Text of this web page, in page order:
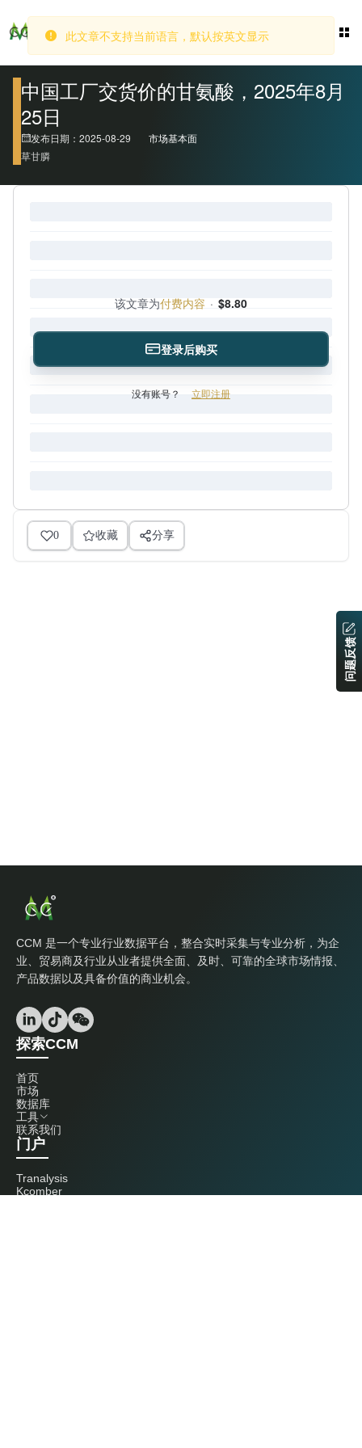
中国工厂交货价的甘氨酸，2025年8月
25日
发布日期：2025-08-29
市场基本面
草甘膦
该文章为付费内容 · $8.80
登录后购买
没有账号？ 立即注册
0 收藏 分享
CCM 是一个专业行业数据平台，整合实时采集与专业分析，为企
业、贸易商及行业从业者提供全面、及时、可靠的全球市场情报、
产品数据以及具备价值的商业机会。
探索CCM
首页
市场
数据库
工具
联系我们
门户
Tranalysis
Kcomber
问题反馈
此文章不支持当前语言，默认按英文显示